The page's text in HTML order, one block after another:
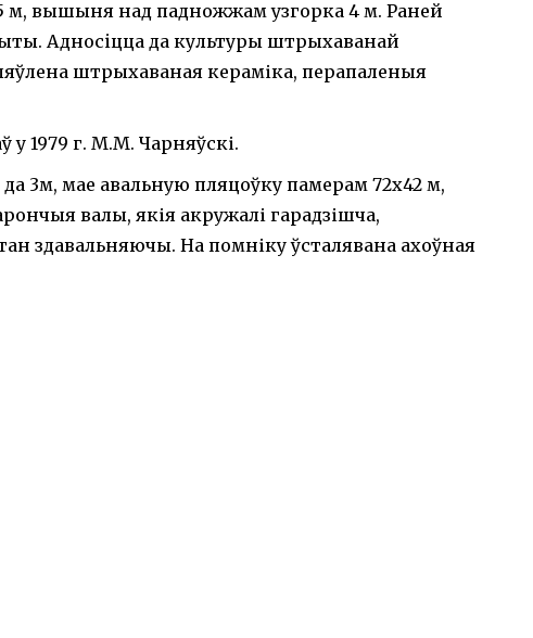
м, вышыня над падножжам узгорка 4 м. Раней
Адносiцца да культуры штрыхаванай
штрыхаваная кераміка, перапаленыя
у 1979 г. М.М. Чарняўскі.
3м, мае авальную пляцоўку памерам 72х42 м,
валы, якія акружалі гарадзішча,
здавальняючы. На помніку ўсталявана ахоўная